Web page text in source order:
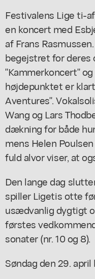
Festivalens Lige ti-
en koncert med
af Frans
begejstret for deres
"Kammerkoncert"
højdepunktet er
Aventures".
Wang og Lars
dækning for både
mens Helen
fuld alvor viser, at
Den lange dag
spiller Ligetis otte
usædvanlig dygtigt
førstes
sonater (nr. 10 og 8).
Søndag den 29. april